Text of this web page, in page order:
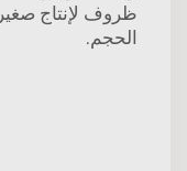
ظروف لإنتاج صغير
الحجم.